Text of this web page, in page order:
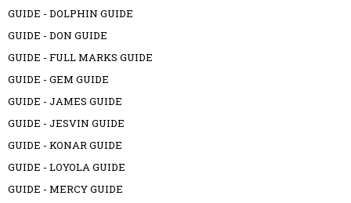
GUIDE - DOLPHIN GUIDE
GUIDE - DON GUIDE
GUIDE - FULL MARKS GUIDE
GUIDE - GEM GUIDE
GUIDE - JAMES GUIDE
GUIDE - JESVIN GUIDE
GUIDE - KONAR GUIDE
GUIDE - LOYOLA GUIDE
GUIDE - MERCY GUIDE